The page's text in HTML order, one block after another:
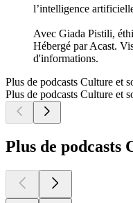
l’intelligence
Avec Giada Pistili,
Hébergé par Acast.
d'informations.
Plus de podcasts Culture et
Plus de podcasts Culture et
Plus de podcasts